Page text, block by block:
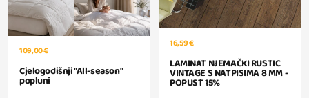
109,00 €
Cjelogodišnji "All-season"
popluni
16,59 €
LAMINAT NJEMAČKI RUSTIC
VINTAGE S NATPISIMA 8 MM -
POPUST 15%